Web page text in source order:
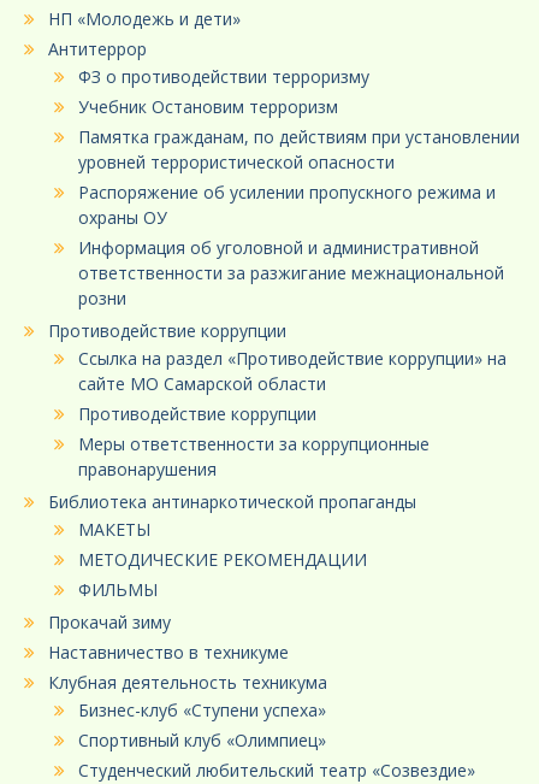
НП «Молодежь и дети»
Антитеррор
ФЗ о противодействии терроризму
Учебник Остановим терроризм
Памятка гражданам, по действиям при установлении
уровней террористической опасности
Распоряжение об усилении пропускного режима и
охраны ОУ
Информация об уголовной и административной
ответственности за разжигание межнациональной
розни
Противодействие коррупции
Ссылка на раздел «Противодействие коррупции» на
сайте МО Самарской области
Противодействие коррупции
Меры ответственности за коррупционные
правонарушения
Библиотека антинаркотической пропаганды
МАКЕТЫ
МЕТОДИЧЕСКИЕ РЕКОМЕНДАЦИИ
ФИЛЬМЫ
Прокачай зиму
Наставничество в техникуме
Клубная деятельность техникума
Бизнес-клуб «Ступени успеха»
Спортивный клуб «Олимпиец»
Студенческий любительский театр «Созвездие»